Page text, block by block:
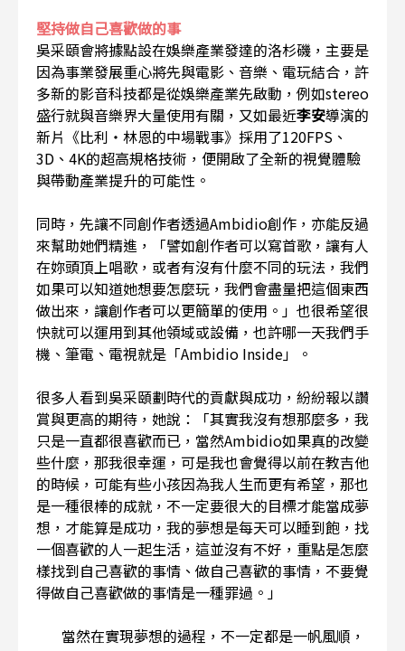
堅持做自己喜歡做的事
吳采頤會將據點設在娛樂產業發達的洛杉磯，主要是
因為事業發展重心將先與電影、音樂、電玩結合，許
多新的影音科技都是從娛樂產業先啟動，例如stereo
盛行就與音樂界大量使用有關，又如最近李安導演的
新片《比利・林恩的中場戰事》採用了120FPS、
3D、4K的超高規格技術，便開啟了全新的視覺體驗
與帶動產業提升的可能性。
同時，先讓不同創作者透過Ambidio創作，亦能反過
來幫助她們精進，「譬如創作者可以寫首歌，讓有人
在妳頭頂上唱歌，或者有沒有什麼不同的玩法，我們
如果可以知道她想要怎麼玩，我們會盡量把這個東西
做出來，讓創作者可以更簡單的使用。」也很希望很
快就可以運用到其他領域或設備，也許哪一天我們手
機、筆電、電視就是「Ambidio Inside」。
很多人看到吳采頤劃時代的貢獻與成功，紛紛報以讚
賞與更高的期待，她說：「其實我沒有想那麼多，我
只是一直都很喜歡而已，當然Ambidio如果真的改變
些什麼，那我很幸運，可是我也會覺得以前在教吉他
的時候，可能有些小孩因為我人生而更有希望，那也
是一種很棒的成就，不一定要很大的目標才能當成夢
想，才能算是成功，我的夢想是每天可以睡到飽，找
一個喜歡的人一起生活，這並沒有不好，重點是怎麼
樣找到自己喜歡的事情、做自己喜歡的事情，不要覺
得做自己喜歡做的事情是一種罪過。」
當然在實現夢想的過程，不一定都是一帆風順，